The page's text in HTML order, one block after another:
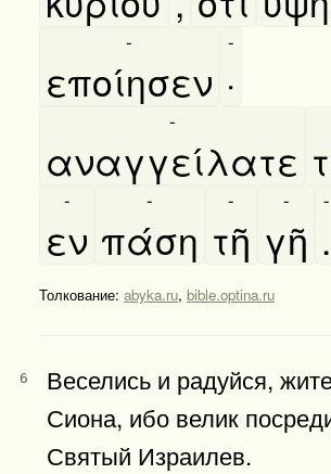
εποίησεν
-
·
-
αναγγείλατε
-
εν
-
πάση
-
τῆ
-
γῆ
-
.
-
Толкование: abyka.ru, bible.optina.ru
6
Веселись и радуйся,
Сиона, ибо велик
Святый Израилев.